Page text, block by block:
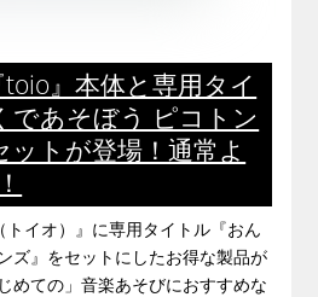
toio』本体と専用タイ
であそぼう ピコトン
トが登場！通常よ
イオ）』に専用タイトル『おん
ズ』をセットにしたお得な製品が
めての」音楽あそびにおすすめな